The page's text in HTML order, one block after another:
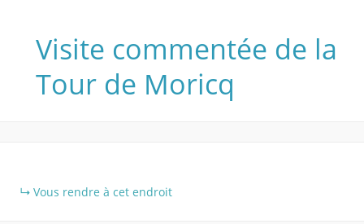
Visite commentée de la
Tour de Moricq
Vous rendre à cet endroit